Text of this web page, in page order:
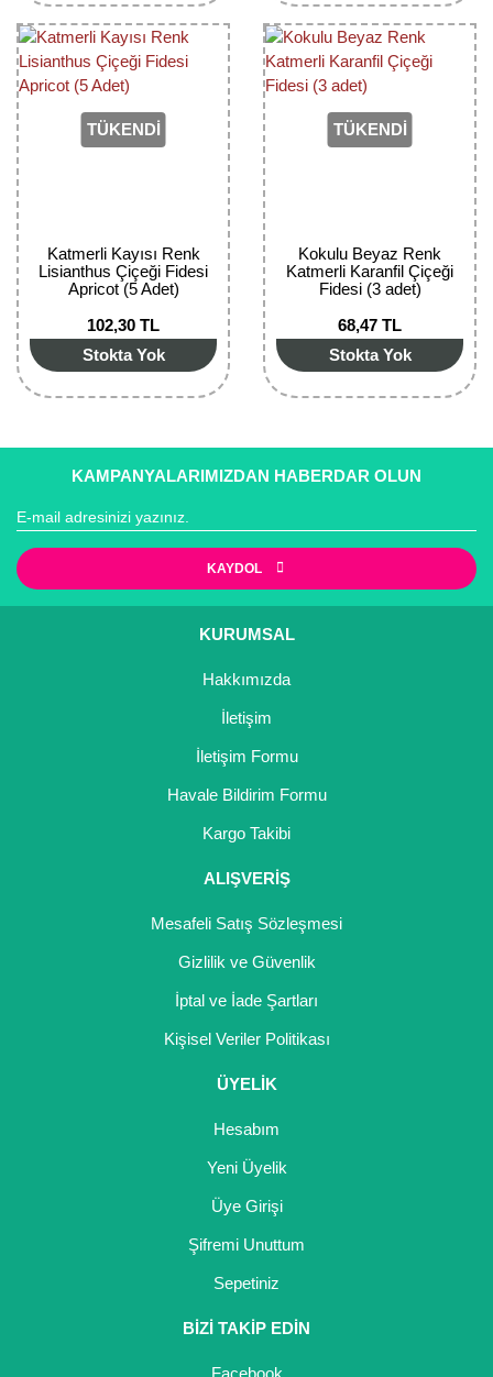
TÜKENDİ
Katmerli Kayısı Renk
Lisianthus Çiçeği Fidesi
Apricot (5 Adet)
102,30 TL
Stokta Yok
TÜKENDİ
Kokulu Beyaz Renk
Katmerli Karanfil Çiçeği
Fidesi (3 adet)
68,47 TL
Stokta Yok
KAMPANYALARIMIZDAN HABERDAR OLUN
KAYDOL
KURUMSAL
Hakkımızda
İletişim
İletişim Formu
Havale Bildirim Formu
Kargo Takibi
ALIŞVERİŞ
Mesafeli Satış Sözleşmesi
Gizlilik ve Güvenlik
İptal ve İade Şartları
Kişisel Veriler Politikası
ÜYELİK
Hesabım
Yeni Üyelik
Üye Girişi
Şifremi Unuttum
Sepetiniz
BİZİ TAKİP EDİN
Facebook